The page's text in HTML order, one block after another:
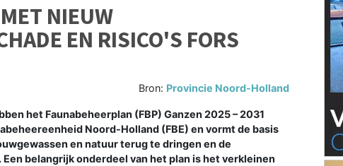
NIEUW
EN RISICO'S FORS
Bron: Provincie Noord-Holland
het Faunabeheerplan (FBP) Ganzen 2025 – 2031
Noord-Holland (FBE) en vormt de basis
en natuur terug te dringen en de
belangrijk onderdeel van het plan is het verkleinen